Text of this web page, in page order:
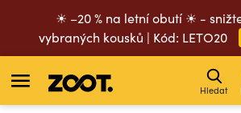
☀ –20 % na letní obutí ☀ -
vybraných kousků | Kód: LETO20
Hledat